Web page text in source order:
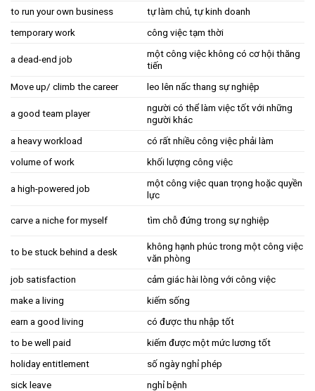
to run your own business
tự làm chủ, tự kinh doanh
temporary work
công việc tạm thời
a dead-end job
một công việc không có cơ hội thăng
tiến
Move up/ climb the career
leo lên nấc thang sự nghiệp
a good team player
người có thể làm việc tốt với những
người khác
a heavy workload
có rất nhiều công việc phải làm
volume of work
khối lượng công việc
a high-powered job
một công việc quan trọng hoặc quyền
lực
carve a niche for myself tìm chỗ đứng trong sự nghiệp
to be stuck behind a desk
không hạnh phúc trong một công việc
văn phòng
job satisfaction
cảm giác hài lòng với công việc
make a living
kiếm sống
earn a good living
có được thu nhập tốt
to be well paid
kiếm được một mức lương tốt
holiday entitlement
số ngày nghỉ phép
sick leave
nghỉ bệnh